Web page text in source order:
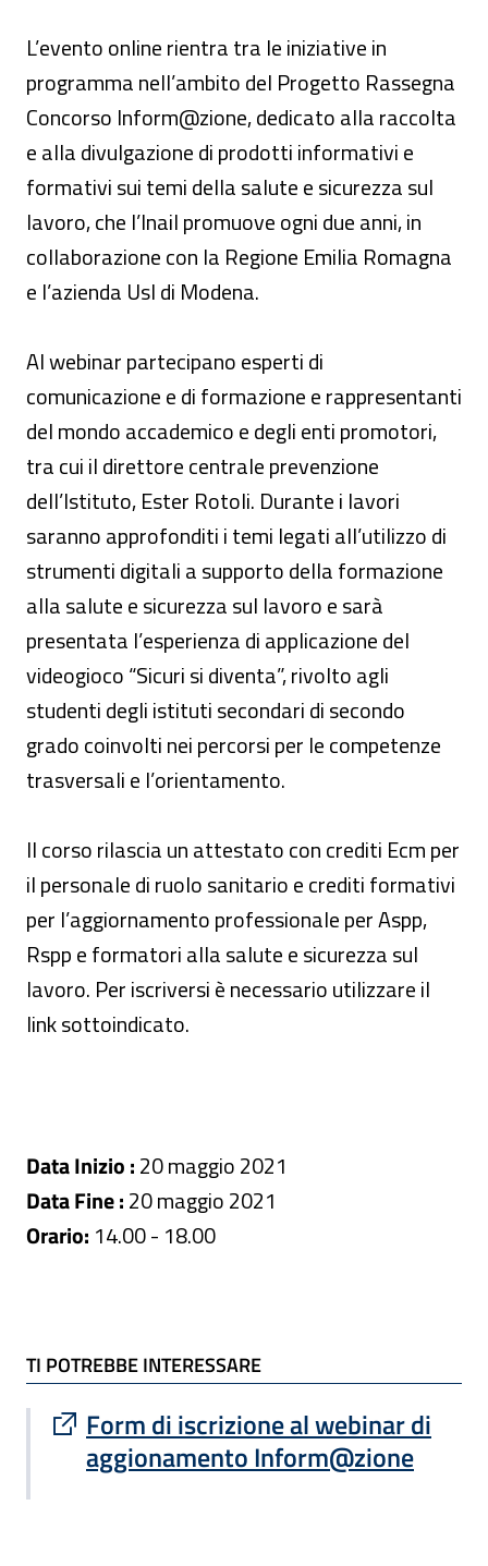
L’evento online rientra tra le iniziative in
programma nell’ambito del Progetto Rassegna
Concorso Inform@zione, dedicato alla raccolta
e alla divulgazione di prodotti informativi e
formativi sui temi della salute e sicurezza sul
lavoro, che l’Inail promuove ogni due anni, in
collaborazione con la Regione Emilia Romagna
e l’azienda Usl di Modena.
Al webinar partecipano esperti di
comunicazione e di formazione e rappresentanti
del mondo accademico e degli enti promotori,
tra cui il direttore centrale prevenzione
dell’Istituto, Ester Rotoli. Durante i lavori
saranno approfonditi i temi legati all’utilizzo di
strumenti digitali a supporto della formazione
alla salute e sicurezza sul lavoro e sarà
presentata l’esperienza di applicazione del
videogioco “Sicuri si diventa”, rivolto agli
studenti degli istituti secondari di secondo
grado coinvolti nei percorsi per le competenze
trasversali e l’orientamento.
Il corso rilascia un attestato con crediti Ecm per
il personale di ruolo sanitario e crediti formativi
per l’aggiornamento professionale per Aspp,
Rspp e formatori alla salute e sicurezza sul
lavoro. Per iscriversi è necessario utilizzare il
link sottoindicato.
Data Inizio :20 maggio 2021
Data Fine :20 maggio 2021
Orario: 14.00 - 18.00
TI POTREBBE INTERESSARE
TI POTREBBE INTERESSARE
Form di iscrizione al webinar di
aggionamento Inform@zione
Sito esterno : apre una nuova finestra